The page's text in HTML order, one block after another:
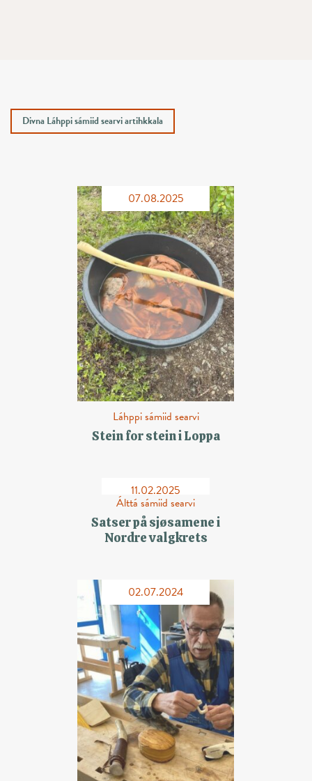
Divna Láhppi sámiid searvi artihkkala
07.08.2025
Láhppi sámiid searvi
Stein for stein i Loppa
11.02.2025
Álttá sámiid searvi
Satser på sjøsamene i
Nordre valgkrets
02.07.2024